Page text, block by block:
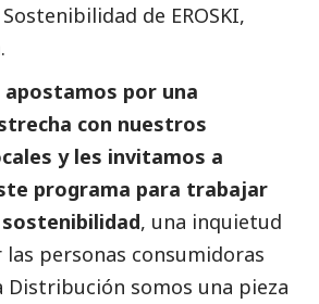
de EROSKI,
.
apostamos por una
con nuestros
y les invitamos a
programa para trabajar
, una inquietud
personas consumidoras
Distribución somos una pieza